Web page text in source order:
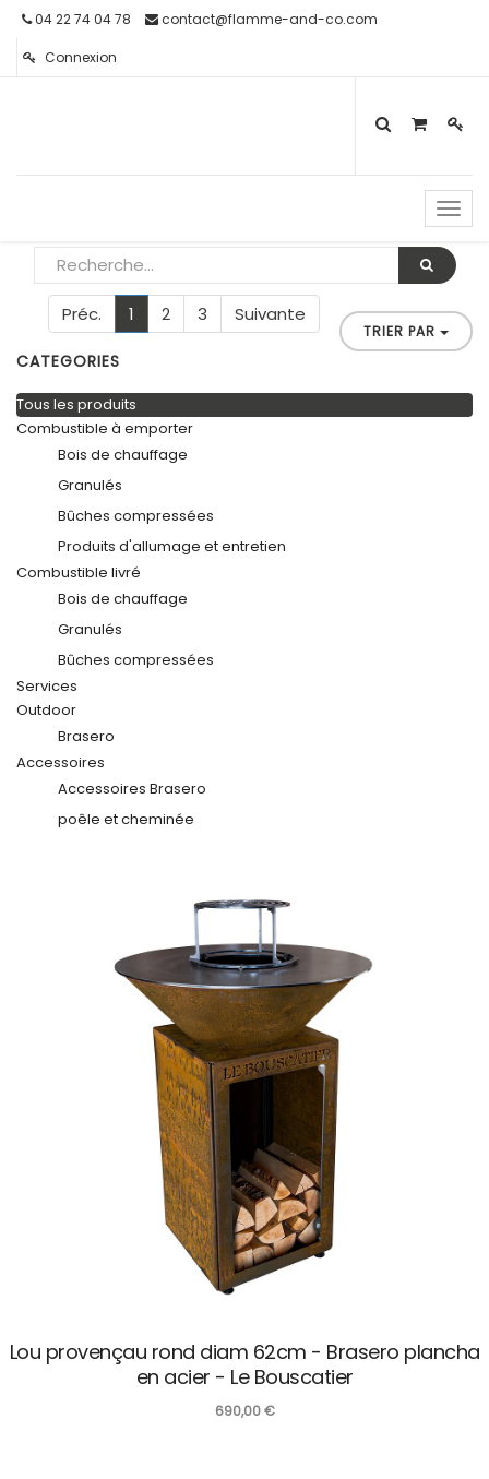
04 22 74 04 78 contact@flamme-and-co.com
Connexion
Préc. 1 2 3 Suivante
TRIER PAR
CATEGORIES
Tous les produits
Combustible à emporter
Bois de chauffage
Granulés
Bûches compressées
Produits d'allumage et entretien
Combustible livré
Bois de chauffage
Granulés
Bûches compressées
Services
Outdoor
Brasero
Accessoires
Accessoires Brasero
poêle et cheminée
Lou provençau rond diam 62cm - Brasero plancha
en acier - Le Bouscatier
690,00€